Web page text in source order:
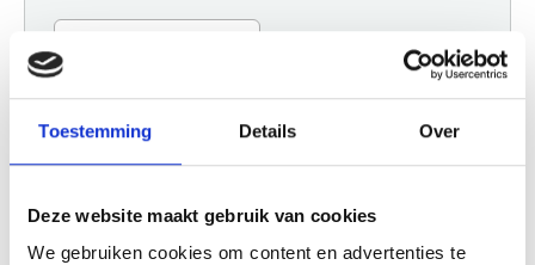
Toestemming Details Over
Deze website maakt gebruik van cookies
We gebruiken cookies om content en advertenties te
Website
Bezoek website